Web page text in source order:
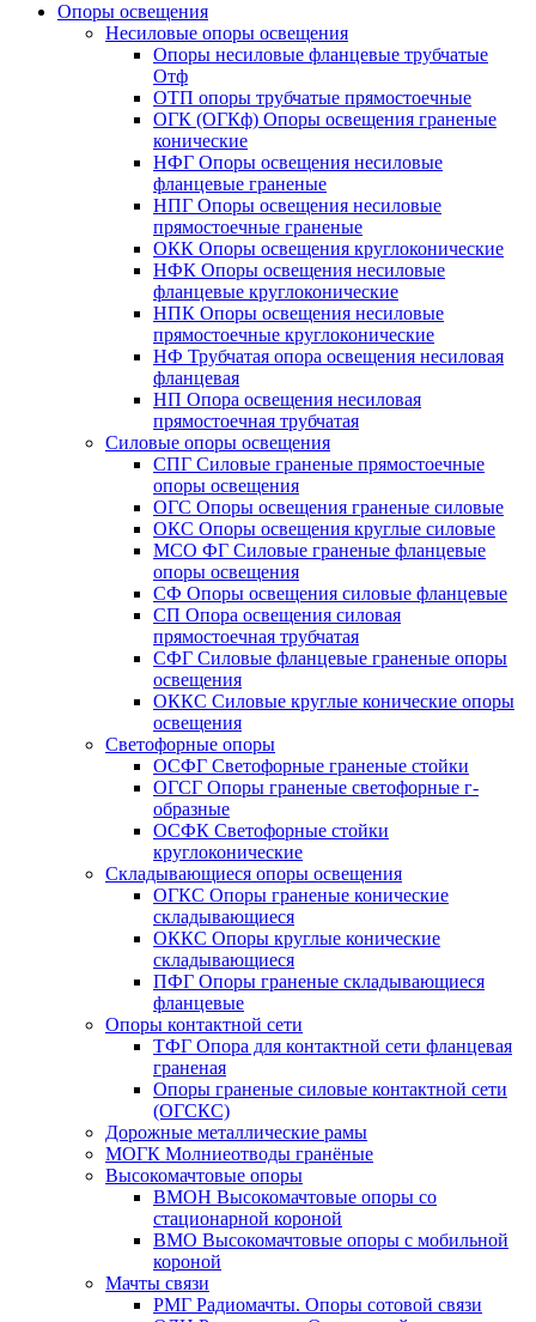
Опоры освещения
Несиловые опоры освещения
Опоры несиловые фланцевые трубчатые
Отф
ОТП опоры трубчатые прямостоечные
ОГК (ОГКф) Опоры освещения граненые
конические
НФГ Опоры освещения несиловые
фланцевые граненые
НПГ Опоры освещения несиловые
прямостоечные граненые
ОКК Опоры освещения круглоконические
НФК Опоры освещения несиловые
фланцевые круглоконические
НПК Опоры освещения несиловые
прямостоечные круглоконические
НФ Трубчатая опора освещения несиловая
фланцевая
НП Опора освещения несиловая
прямостоечная трубчатая
Силовые опоры освещения
СПГ Силовые граненые прямостоечные
опоры освещения
ОГС Опоры освещения граненые силовые
ОКС Опоры освещения круглые силовые
МСО ФГ Силовые граненые фланцевые
опоры освещения
СФ Опоры освещения силовые фланцевые
СП Опора освещения силовая
прямостоечная трубчатая
СФГ Силовые фланцевые граненые опоры
освещения
ОККС Силовые круглые конические опоры
освещения
Светофорные опоры
ОСФГ Светофорные граненые стойки
ОГСГ Опоры граненые светофорные г-
образные
ОСФК Светофорные стойки
круглоконические
Складывающиеся опоры освещения
ОГКС Опоры граненые конические
складывающиеся
ОККС Опоры круглые конические
складывающиеся
ПФГ Опоры граненые складывающиеся
фланцевые
Опоры контактной сети
ТФГ Опора для контактной сети фланцевая
граненая
Опоры граненые силовые контактной сети
(ОГСКС)
Дорожные металлические рамы
МОГК Молниеотводы гранёные
Высокомачтовые опоры
ВМОН Высокомачтовые опоры со
стационарной короной
ВМО Высокомачтовые опоры с мобильной
короной
Мачты связи
РМГ Радиомачты. Опоры сотовoй связи